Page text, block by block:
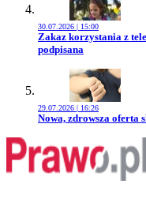
30.07.2026 | 15:00
Przejdź do artykułu:
Zakaz korzystania z
podpisana
29.07.2026 | 16:26
Przejdź do artykułu:
Nowa, zdrowsza oferta